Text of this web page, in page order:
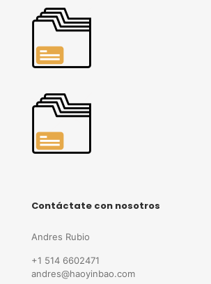
Contáctate con nosotros
Andres Rubio
+1 514 6602471
andres@haoyinbao.com